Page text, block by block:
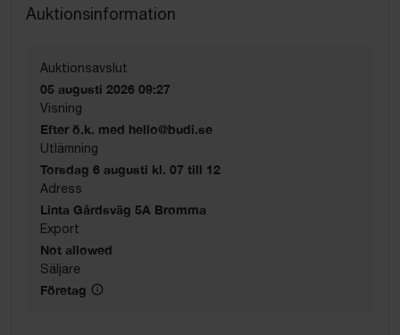
Auktionsinformation
Auktionsavslut
05 augusti 2026 09:27
Visning
Efter ö.k. med hello@budi.se
Utlämning
Torsdag 6 augusti kl. 07 till 12
Adress
Linta Gårdsväg 5A Bromma
Export
Not allowed
Säljare
Företag